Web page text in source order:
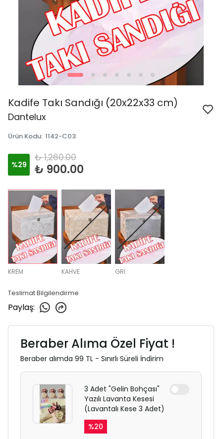
Kadife Takı Sandığı (20x22x33 cm)
Dantelux
Ürün Kodu: 1142-C03
%29
₺ 1,260.00
₺ 900.00
KREM KAHVE GRİ
Teslimat Bilgilendirme
Paylaş:
Beraber Alıma Özel Fiyat !
Beraber alımda 99 TL - Sınırlı Süreli İndirim
3 Adet "Gelin Bohçası"
Yazılı Lavanta Kesesi
(Lavantalı Kese 3 Adet)
%20